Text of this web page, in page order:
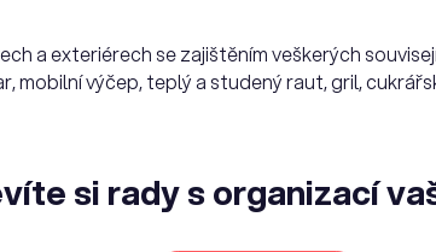
a exteriérech se zajištěním veškerých
mobilní výčep, teplý a studený raut, gril,
si rady s organizací